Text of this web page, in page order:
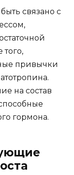
связано с
привычки
на состав
гормона.